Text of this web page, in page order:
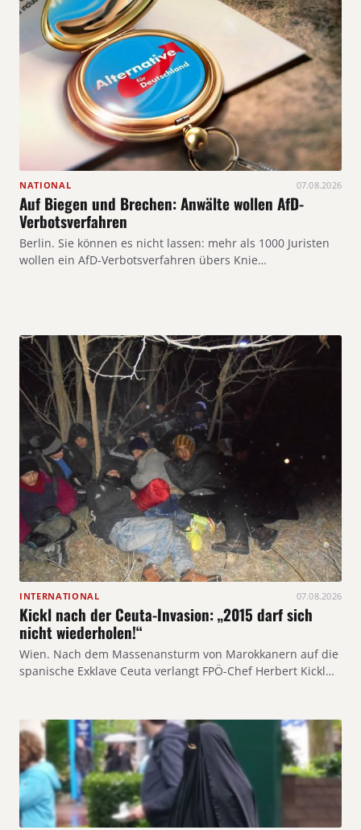
NATIONAL 07.08.2026
Auf Biegen und Brechen: Anwälte wollen AfD-
Verbotsverfahren
Berlin. Sie können es nicht lassen: mehr als 1000 Juristen
wollen ein AfD-Verbotsverfahren übers Knie…
INTERNATIONAL 07.08.2026
Kickl nach der Ceuta-Invasion: „2015 darf sich
nicht wiederholen!“
Wien. Nach dem Massenansturm von Marokkanern auf die
spanische Exklave Ceuta verlangt FPÖ-Chef Herbert Kickl…